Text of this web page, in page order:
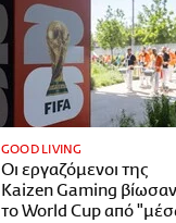
GOOD LIVING
Οι εργαζόμενοι της
Kaizen Gaming βίωσαν
το World Cup από